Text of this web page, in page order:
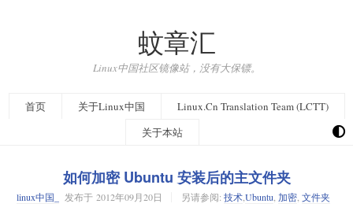
蚊章汇
Linux中国社区镜像站，没有大保镖。
首页 关于Linux中国
Linux.Cn Translation Team (LCTT)
关于本站
如何加密 Ubuntu 安装后的主文件夹
linux中国_ 发布于 2012年09月20日 另请参阅: 技术Ubuntu 加密 文件夹